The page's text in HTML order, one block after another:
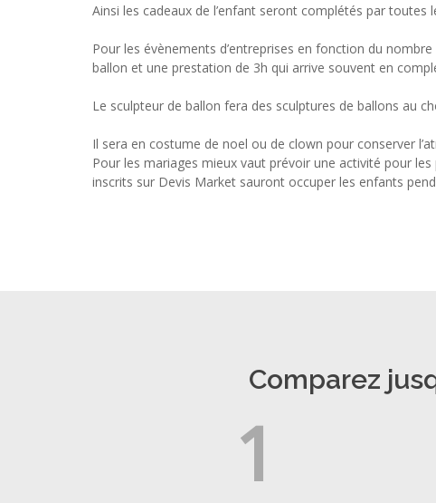
Ainsi les cadeaux de l’enfant seront complétés par toutes
Pour les évènements d’entreprises en fonction du
ballon et une prestation de 3h qui arrive souvent en
Le sculpteur de ballon fera des sculptures de ballons au
Il sera en costume de noel ou de clown pour conserver
Pour les mariages mieux vaut prévoir une activité pour
inscrits sur Devis Market sauront occuper les enfants
Comparez
1